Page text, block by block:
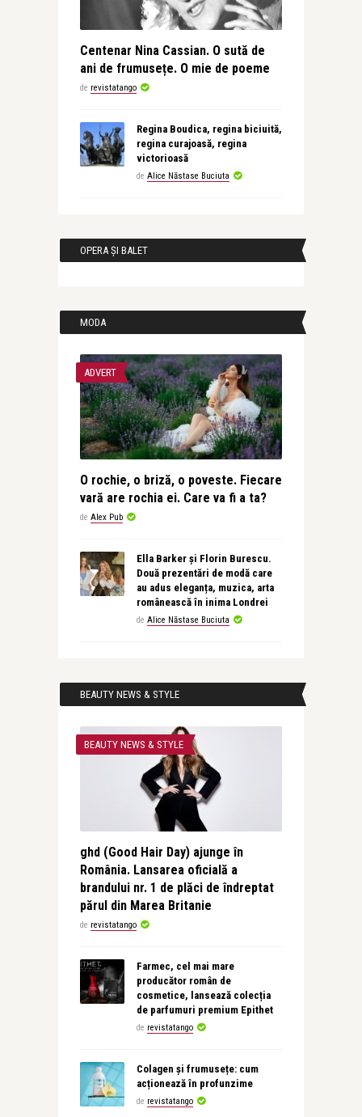
Centenar Nina Cassian. O sută de
ani de frumusețe. O mie de poeme
de revistatango
Regina Boudica, regina biciuită,
regina curajoasă, regina
victorioasă
de Alice Năstase Buciuta
OPERA ȘI BALET
MODA
ADVERT
O rochie, o briză, o poveste. Fiecare
vară are rochia ei. Care va fi a ta?
de Alex Pub
Ella Barker și Florin Burescu.
Două prezentări de modă care
au adus eleganța, muzica, arta
românească în inima Londrei
de Alice Năstase Buciuta
BEAUTY NEWS & STYLE
BEAUTY NEWS & STYLE
ghd (Good Hair Day) ajunge în
România. Lansarea oficială a
brandului nr. 1 de plăci de îndreptat
părul din Marea Britanie
de revistatango
Farmec, cel mai mare
producător român de
cosmetice, lansează colecția
de parfumuri premium Epithet
de revistatango
Colagen și frumusețe: cum
acționează în profunzime
de revistatango